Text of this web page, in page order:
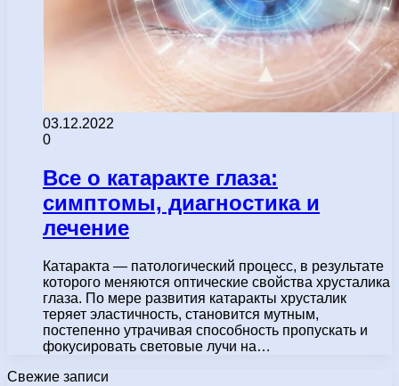
03.12.2022
0
Все о катаракте глаза:
симптомы, диагностика и
лечение
Катаракта — патологический процесс, в результате
которого меняются оптические свойства хрусталика
глаза. По мере развития катаракты хрусталик
теряет эластичность, становится мутным,
постепенно утрачивая способность пропускать и
фокусировать световые лучи на…
Свежие записи